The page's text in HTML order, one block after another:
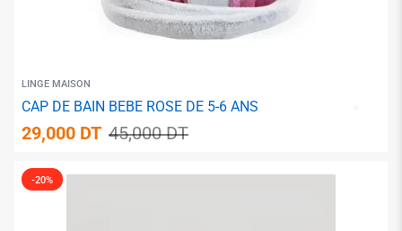
LINGE MAISON
CAP DE BAIN BEBE ROSE DE 5-6 ANS
45,000DT
29,000 DT
-20%